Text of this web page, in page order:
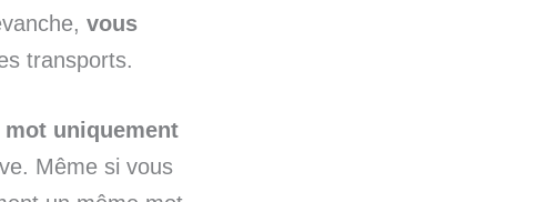
vous
transports.
uniquement
Même si vous